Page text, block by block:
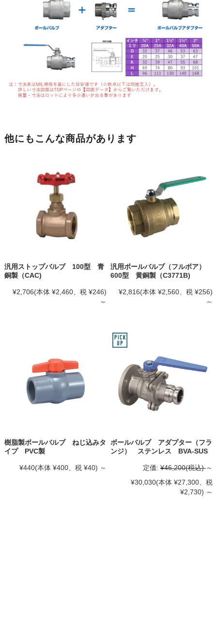
他にもこんな商品があります
汎用ストップバルブ 100型 青
銅製（CAC)
¥2,706(本体 ¥2,460、税 ¥246)
～
汎用ボールバルブ（フルボア）
600型 黄銅製（C3771B)
¥2,816(本体 ¥2,560、税 ¥256)
～
樹脂製ボールバルブ ねじ込みタ
イプ PVC製
¥440(本体 ¥400、税 ¥40) ～
ボールバルブ アダプター（フラ
ンジ） ステンレス BVA-SUS
定価: ¥46,200(税込) ～
¥30,030(本体 ¥27,300、税
¥2,730) ～